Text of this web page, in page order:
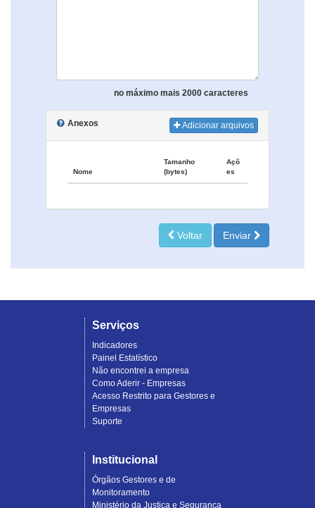
no máximo mais 2000 caracteres
Anexos Adicionar arquivos
Nome
Tamanho
(bytes)
Açõ
es
Voltar Enviar
Serviços
Indicadores
Painel Estatístico
Não encontrei a empresa
Como Aderir - Empresas
Acesso Restrito para Gestores e
Empresas
Suporte
Institucional
Órgãos Gestores e de
Monitoramento
Ministério da Justiça e Segurança